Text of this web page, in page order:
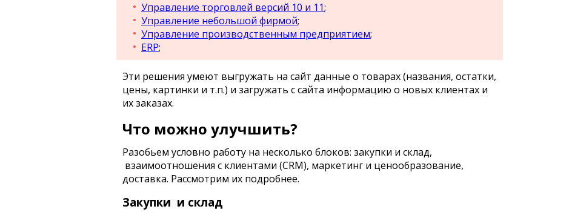
Управление торговлей версий 10 и 11;
Управление небольшой фирмой;
Управление производственным предприятием;
ERP;
Эти решения умеют выгружать на сайт данные о товарах (названия, остатки,
цены, картинки и т.п.) и загружать с сайта информацию о новых клиентах и
их заказах.
Что можно улучшить?
Разобьем условно работу на несколько блоков: закупки и склад,
взаимоотношения с клиентами (CRM), маркетинг и ценообразование,
доставка. Рассмотрим их подробнее.
Закупки и склад